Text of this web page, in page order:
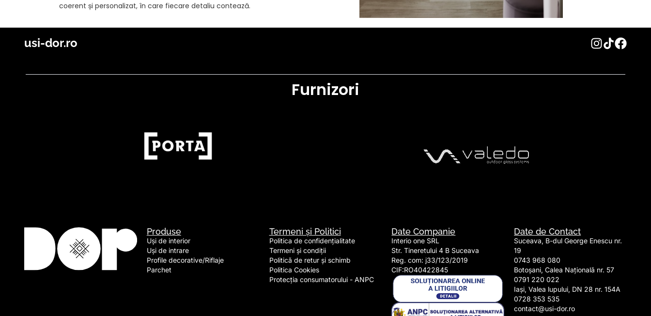
coerent și personalizat, în care fiecare detaliu contează.
usi-dor.ro
Furnizori
Produse
Uși de interior
Uși de intrare
Profile decorative/Riflaje
Parchet
Termeni și Politici
Politica de confidențialitate
Termeni și condiții
Politică de retur și schimb
Politica Cookies
Protecția consumatorului - ANPC
Date Companie
Interio one SRL
Str. Tineretului 4 B Suceava
Reg. com: j33/123/2019
CIF:RO40422845
Date de Contact
Suceava, B-dul George Enescu nr.
19
0743 968 080
Botoșani, Calea Națională nr. 57
0791 220 022​
Iași, Valea lupului, DN 28 nr. 154A
0728 353 535​
contact@usi-dor.ro